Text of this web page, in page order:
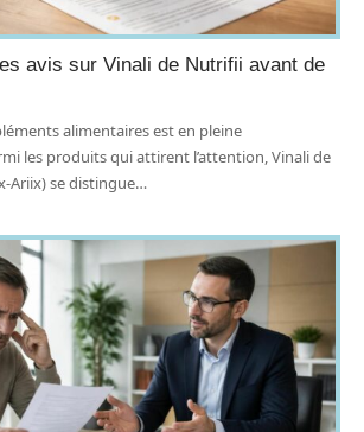
avis sur Vinali de Nutrifii avant de
alimentaires est en pleine
les produits qui attirent l’attention, Vinali de
Ariix) se distingue…